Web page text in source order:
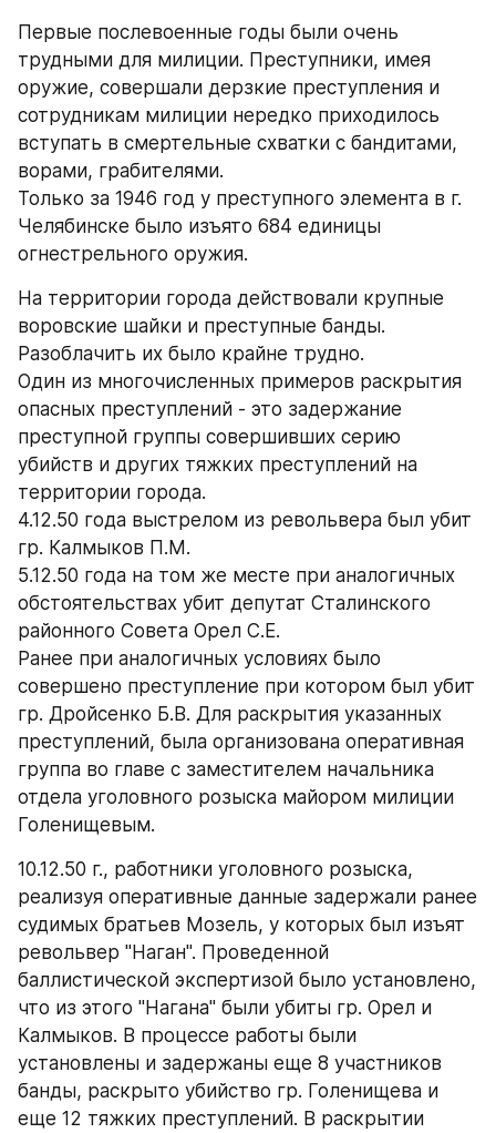
Первые послевоенные годы были очень
трудными для милиции. Преступники, имея
оружие, совершали дерзкие преступления и
сотрудникам милиции нередко приходилось
вступать в смертельные схватки с бандитами,
ворами, грабителями.
Только за 1946 год у преступного элемента в г.
Челябинске было изъято 684 единицы
огнестрельного оружия.
На территории города действовали крупные
воровские шайки и преступные банды.
Разоблачить их было крайне трудно.
Один из многочисленных примеров раскрытия
опасных преступлений - это задержание
преступной группы совершивших серию
убийств и других тяжких преступлений на
территории города.
4.12.50 года выстрелом из револьвера был убит
гр. Калмыков П.М.
5.12.50 года на том же месте при аналогичных
обстоятельствах убит депутат Сталинского
районного Совета Орел С.Е.
Ранее при аналогичных условиях было
совершено преступление при котором был убит
гр. Дройсенко Б.В. Для раскрытия указанных
преступлений, была организована оперативная
группа во главе с заместителем начальника
отдела уголовного розыска майором милиции
Голенищевым.
10.12.50 г., работники уголовного розыска,
реализуя оперативные данные задержали ранее
судимых братьев Мозель, у которых был изъят
револьвер "Наган". Проведенной
баллистической экспертизой было установлено,
что из этого "Нагана" были убиты гр. Орел и
Калмыков. В процессе работы были
установлены и задержаны еще 8 участников
банды, раскрыто убийство гр. Голенищева и
еще 12 тяжких преступлений. В раскрытии